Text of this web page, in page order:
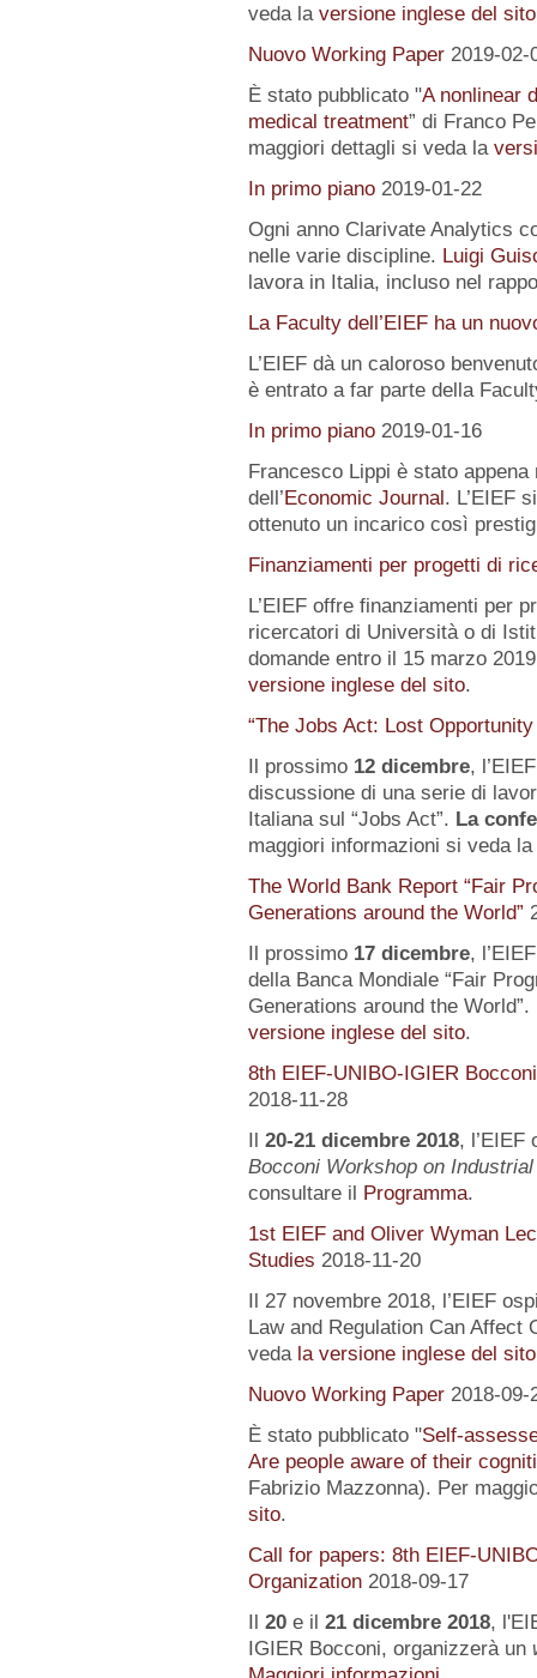
veda la versione inglese del sito
Nuovo Working Paper 2019-02-
È stato pubblicato "A nonlinear
medical treatment” di Franco
maggiori dettagli si veda la
In primo piano 2019-01-22
Ogni anno Clarivate Analytics
nelle varie discipline. Luigi
lavora in Italia, incluso nel
La Faculty dell’EIEF ha un
L’EIEF dà un caloroso
è entrato a far parte della
In primo piano 2019-01-16
Francesco Lippi è stato
dell’Economic Journal. L’EIEF
ottenuto un incarico così
Finanziamenti per progetti di
L’EIEF offre finanziamenti per
ricercatori di Università o di
domande entro il 15 marzo
versione inglese del sito.
“The Jobs Act: Lost
Il prossimo 12 dicembre,
discussione di una serie di
Italiana sul “Jobs Act”. La
maggiori informazioni si veda la
The World Bank Report “Fair
Generations around the World”
Il prossimo 17 dicembre,
della Banca Mondiale “Fair
Generations around the
versione inglese del sito.
8th EIEF-UNIBO-IGIER
2018-11-28
Il 20-21 dicembre 2018, l’EIEF
Bocconi Workshop on
consultare il Programma.
1st EIEF and Oliver Wyman
Studies 2018-11-20
Il 27 novembre 2018, l’EIEF
Law and Regulation Can Affect
veda la versione inglese del
Nuovo Working Paper 2018-09-
È stato pubblicato "Self-
Are people aware of their
Fabrizio Mazzonna). Per
sito.
Call for papers: 8th EIEF-
Organization 2018-09-17
Il 20 e il 21 dicembre 2018,
IGIER Bocconi, organizzerà un